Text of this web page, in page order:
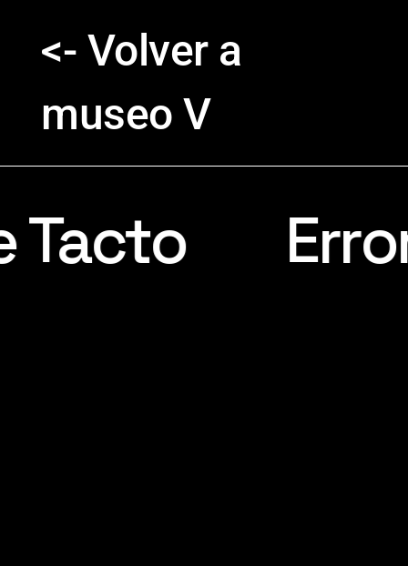
<- Volver a
museo V
Tacto-